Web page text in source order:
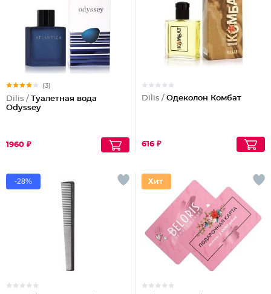
(3)
Dilis / Туалетная вода
Odyssey
1960 ₽
Dilis / Одеколон Комбат
616 ₽
-28%